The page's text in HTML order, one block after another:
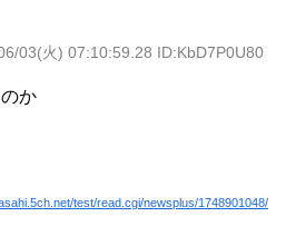
03(火) 07:10:59.28 ID:KbD7P0U80
か
test/read.cgi/newsplus/1748901048/